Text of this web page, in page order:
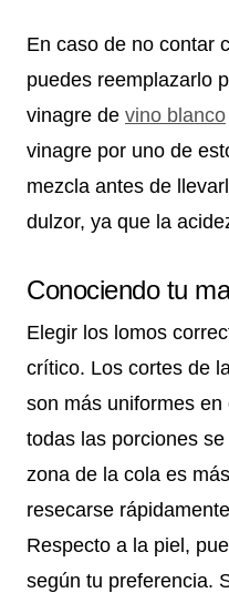
En caso de no contar
puedes reemplazarlo
vinagre de vino blanco
vinagre por uno de
mezcla antes de
dulzor, ya que la
Conociendo tu
Elegir los lomos
crítico. Los cortes de
son más uniformes
todas las porciones
zona de la cola es
resecarse
Respecto a la piel,
según tu preferencia.